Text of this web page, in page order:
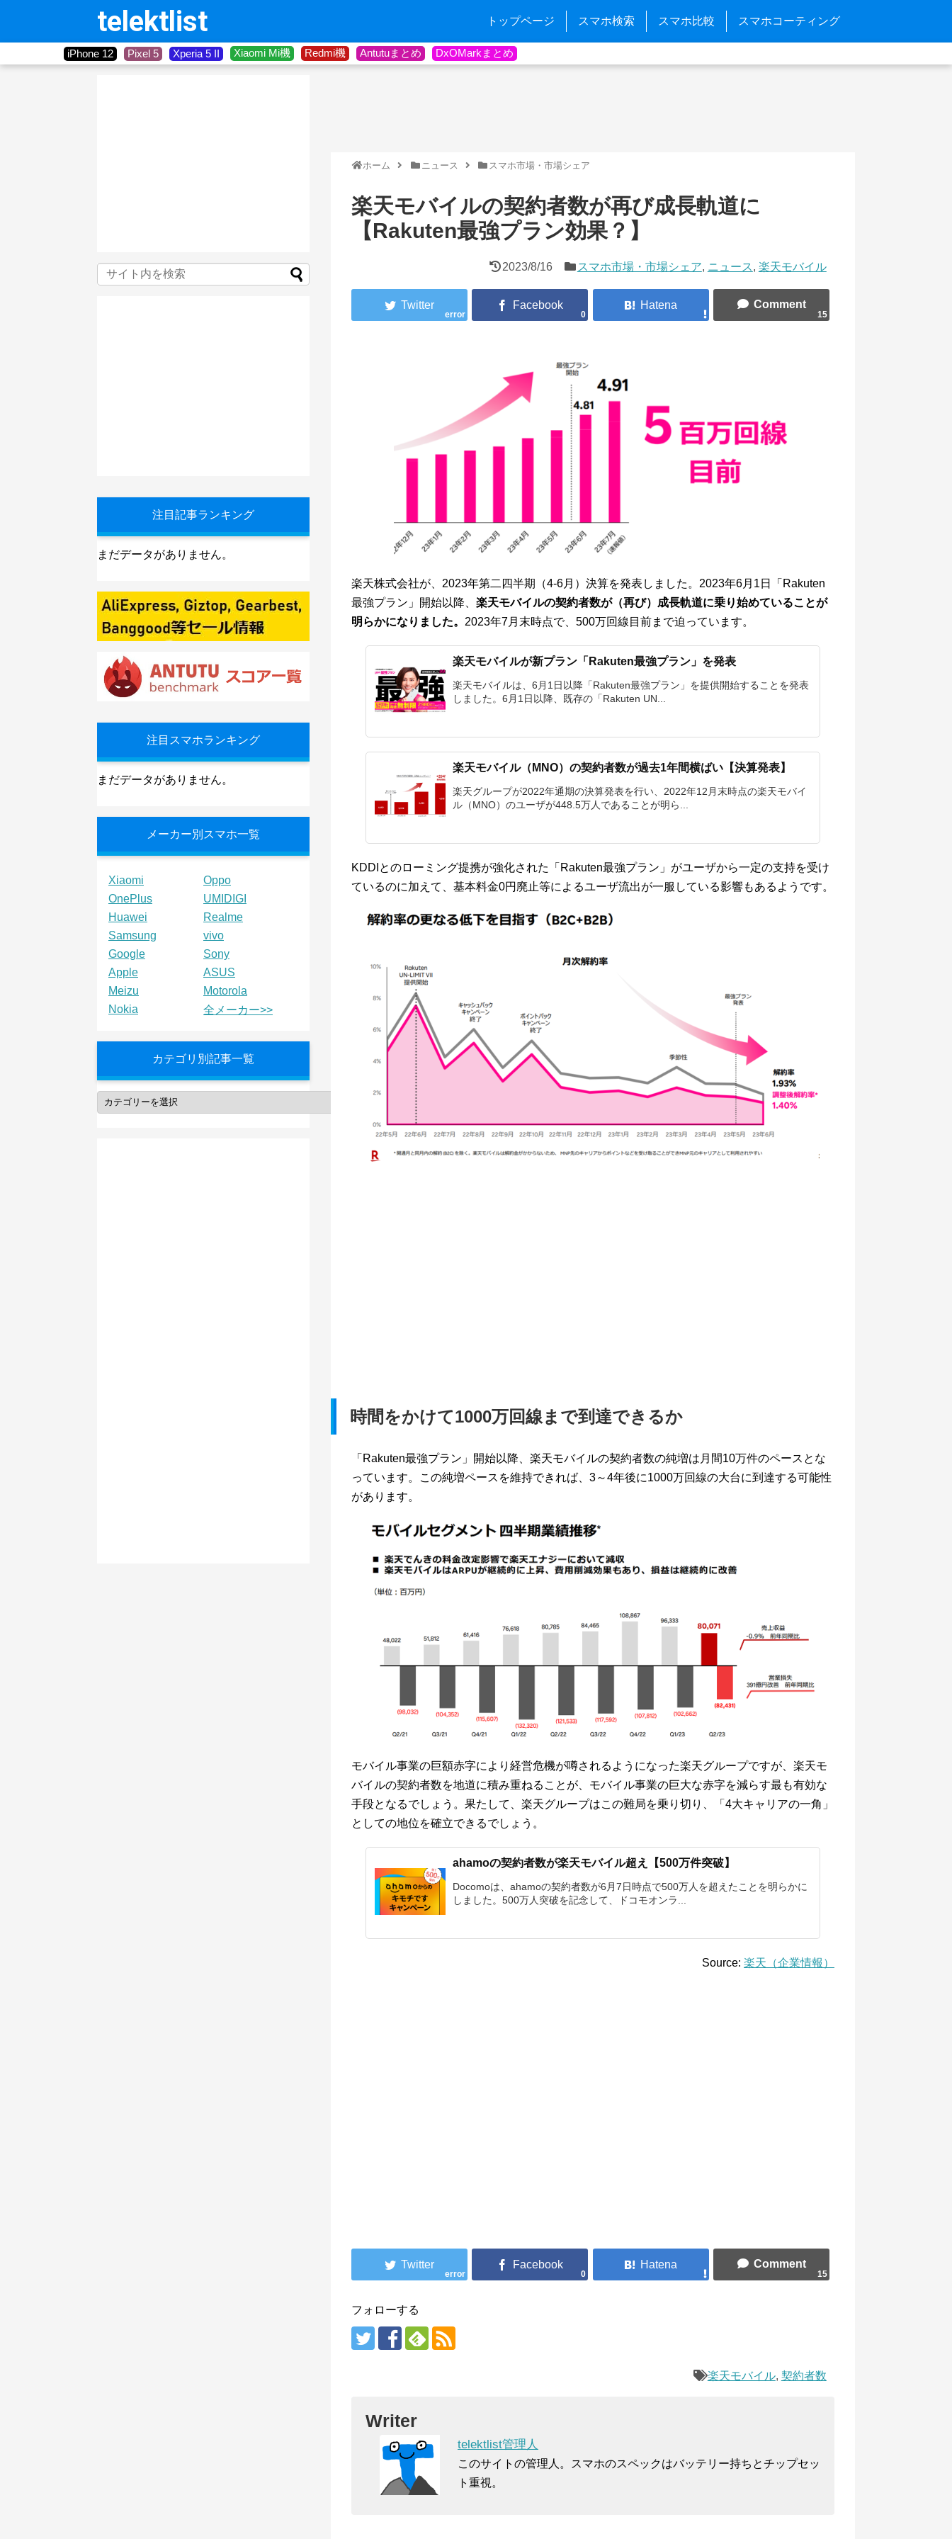
telektlist トップページ スマホ検索 スマホ比較 スマホコーティング
iPhone 12 Pixel 5 Xperia 5 II Xiaomi Mi機 Redmi機 Antutuまとめ DxOMarkまとめ
ホーム ニュース スマホ市場・市場シェア
楽天モバイルの契約者数が再び成長軌道に
【Rakuten最強プラン効果？】
2023/8/16 スマホ市場・市場シェア, ニュース, 楽天モバイル
error 0 15
楽天株式会社が、2023年第二四半期（4-6月）決算を発表しました。2023年6月1日「Rakuten
最強プラン」開始以降、 楽天モバイルの契約者数が（再び）成長軌道に乗り始めていることが
明らかになりました。 2023年7月末時点で、500万回線目前まで迫っています。
楽天モバイルが新プラン「Rakuten最強プラン」を発表
楽天モバイルは、6月1日以降「Rakuten最強プラン」を提供開始することを発表
しました。6月1日以降、既存の「Rakuten UN...
楽天モバイル（MNO）の契約者数が過去1年間横ばい【決算発表】
楽天グループが2022年通期の決算発表を行い、2022年12月末時点の楽天モバイ
ル（MNO）のユーザが448.5万人であることが明ら...
KDDIとのローミング提携が強化された「Rakuten最強プラン」がユーザから一定の支持を受け
ているのに加えて、基本料金0円廃止等によるユーザ流出が一服している影響もあるようです。
時間をかけて1000万回線まで到達できるか
「Rakuten最強プラン」開始以降、楽天モバイルの契約者数の純増は月間10万件のペースとな
っています。この純増ペースを維持できれば、3～4年後に1000万回線の大台に到達する可能性
があります。
モバイル事業の巨額赤字により経営危機が噂されるようになった楽天グループですが、楽天モ
バイルの契約者数を地道に積み重ねることが、モバイル事業の巨大な赤字を減らす最も有効な
手段となるでしょう。果たして、楽天グループはこの難局を乗り切り、「4大キャリアの一角」
としての地位を確立できるでしょう。
ahamoの契約者数が楽天モバイル超え【500万件突破】
Docomoは、ahamoの契約者数が6月7日時点で500万人を超えたことを明らかに
しました。500万人突破を記念して、ドコモオンラ...
Source: 楽天（企業情報）
error 0 15
フォローする
楽天モバイル, 契約者数
Writer
telektlist管理人
このサイトの管理人。スマホのスペックはバッテリー持ちとチップセッ
ト重視。
注目記事ランキング
まだデータがありません。
注目スマホランキング
まだデータがありません。
メーカー別スマホ一覧
Xiaomi
Oppo
OnePlus
UMIDIGI
Huawei
Realme
Samsung
vivo
Google
Sony
Apple
ASUS
Meizu
Motorola
Nokia
全メーカー>>
カテゴリ別記事一覧